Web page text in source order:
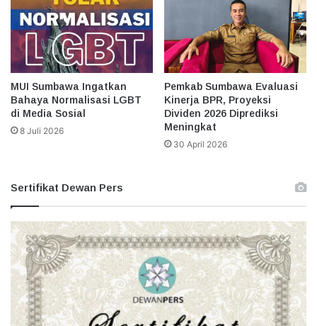
MUI Sumbawa Ingatkan
Bahaya Normalisasi LGBT
di Media Sosial
8 Juli 2026
Pemkab Sumbawa Evaluasi
Kinerja BPR, Proyeksi
Dividen 2026 Diprediksi
Meningkat
30 April 2026
Sertifikat Dewan Pers